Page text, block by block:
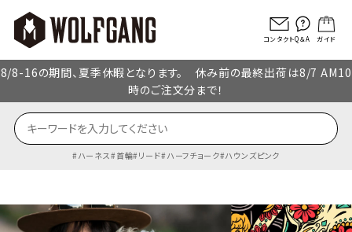
コンタクトQ＆A ガイド
8/8-16の期間、夏季休暇となります。 休み前の最終出荷は8/7 AM10
時のご注文分まで！
ハーネス 首輪 リード ハーフチョーク ハウンズピンク